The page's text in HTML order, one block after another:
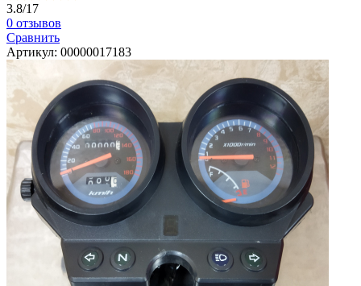
3.8/17
0 отзывов
Сравнить
Артикул: 00000017183